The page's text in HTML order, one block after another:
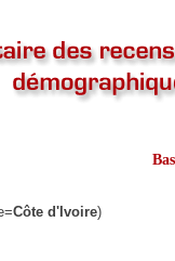
Côte d'Ivoire)